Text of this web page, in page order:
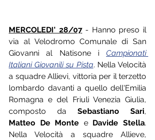
MERCOLEDI' 28/07 - Hanno preso il
via al Velodromo Comunale di San
Giovanni al Natisone i Campionati
Italiani Giovanili su Pista. Nella Velocità
a squadre Allievi, vittoria per il terzetto
lombardo davanti a quello dell'Emilia
Romagna e del Friuli Venezia Giulia,
composto da Sebastiano Sari
Matteo De Monte e Davide Stella.
Nella Velocità a squadre Allieve,